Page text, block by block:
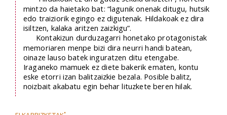
mintzo da haietako bat: “lagunik onenak ditugu, hutsik
edo traiziorik egingo ez digutenak. Hildakoak ez dira
isiltzen, kalaka aritzen zaizkigu”.
Kontakizun durduzagarri honetako protagonistak
memoriaren menpe bizi dira neurri handi batean,
oinaze lauso batek inguratzen ditu etengabe.
Iraganeko mamuek ez diete bakerik ematen, kontu
eske etorri izan balitzaizkie bezala. Posible balitz,
noizbait akabatu egin behar lituzkete beren hilak.